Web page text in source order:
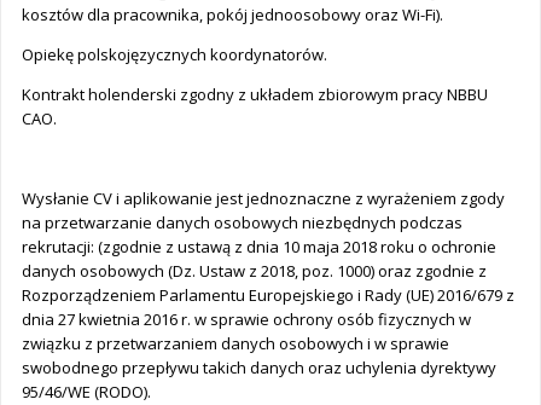
kosztów dla pracownika, pokój jednoosobowy oraz Wi-Fi).
Opiekę polskojęzycznych koordynatorów.
Kontrakt holenderski zgodny z układem zbiorowym pracy NBBU
CAO.
Wysłanie CV i aplikowanie jest jednoznaczne z wyrażeniem zgody
na przetwarzanie danych osobowych niezbędnych podczas
rekrutacji: (zgodnie z ustawą z dnia 10 maja 2018 roku o ochronie
danych osobowych (Dz. Ustaw z 2018, poz. 1000) oraz zgodnie z
Rozporządzeniem Parlamentu Europejskiego i Rady (UE) 2016/679 z
dnia 27 kwietnia 2016 r. w sprawie ochrony osób fizycznych w
związku z przetwarzaniem danych osobowych i w sprawie
swobodnego przepływu takich danych oraz uchylenia dyrektywy
95/46/WE (RODO).